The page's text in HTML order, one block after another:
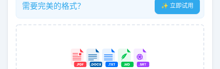
需要完美的格式？ ✨ 立即试用